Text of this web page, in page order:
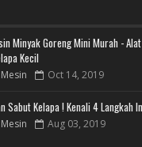
Minyak Goreng Mini Murah -
Kecil
Oct 14, 2019
Sabut Kelapa ! Kenali 4 Langkah
Aug 03, 2019